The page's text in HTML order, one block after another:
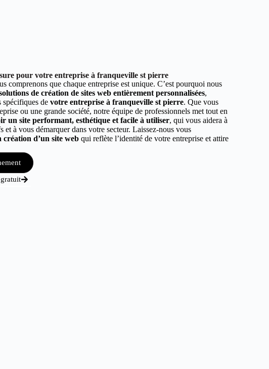
pour votre entreprise à franqueville st pierre
comprenons que chaque entreprise est unique. C’est pourquoi nous
de création de sites web entièrement personnalisées,
spécifiques de votre entreprise à franqueville st pierre. Que vous
ou une grande société, notre équipe de professionnels met tout en
un site performant, esthétique et facile à utiliser, qui vous aidera à
et à vous démarquer dans votre secteur. Laissez-nous vous
création d’un site web qui reflète l’identité de votre entreprise et attire